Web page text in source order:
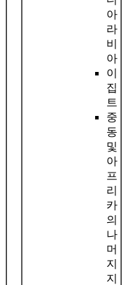
아
라
비
아
이
집
트
중
동
및
아
프
리
카
의
나
머
지
지